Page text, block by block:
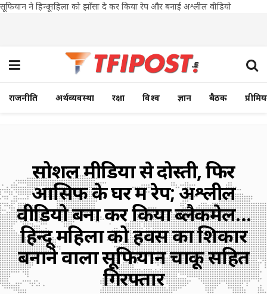
सूफियान ने हिन्दू महिला को झाँसा दे कर किया रेप और बनाई अश्लील वीडियो
राजनीति अर्थव्यवस्था रक्षा विश्व ज्ञान बैठक
सोशल मीडिया से दोस्ती, फिर
आसिफ के घर में रेप; अश्लील
वीडियो बना कर किया ब्लैकमेल…
हिन्दू महिला को हवस का शिकार
बनाने वाला सूफियान चाकू सहित
गिरफ्तार